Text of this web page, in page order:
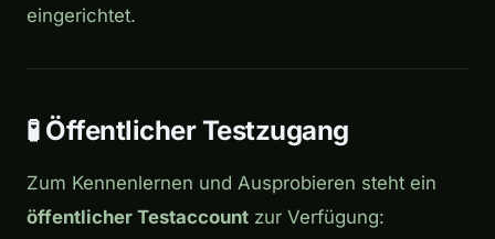
eingerichtet.
🧪 Öffentlicher Testzugang
Zum Kennenlernen und Ausprobieren steht ein
öffentlicher Testaccount zur Verfügung: